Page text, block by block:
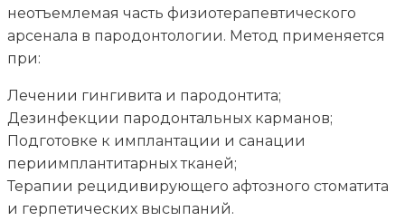
неотъемлемая часть физиотерапевтического
арсенала в пародонтологии. Метод применяется
при:
Лечении гингивита и пародонтита;
Дезинфекции пародонтальных карманов;
Подготовке к имплантации и санации
периимплантитарных тканей;
Терапии рецидивирующего афтозного стоматита
и герпетических высыпаний.